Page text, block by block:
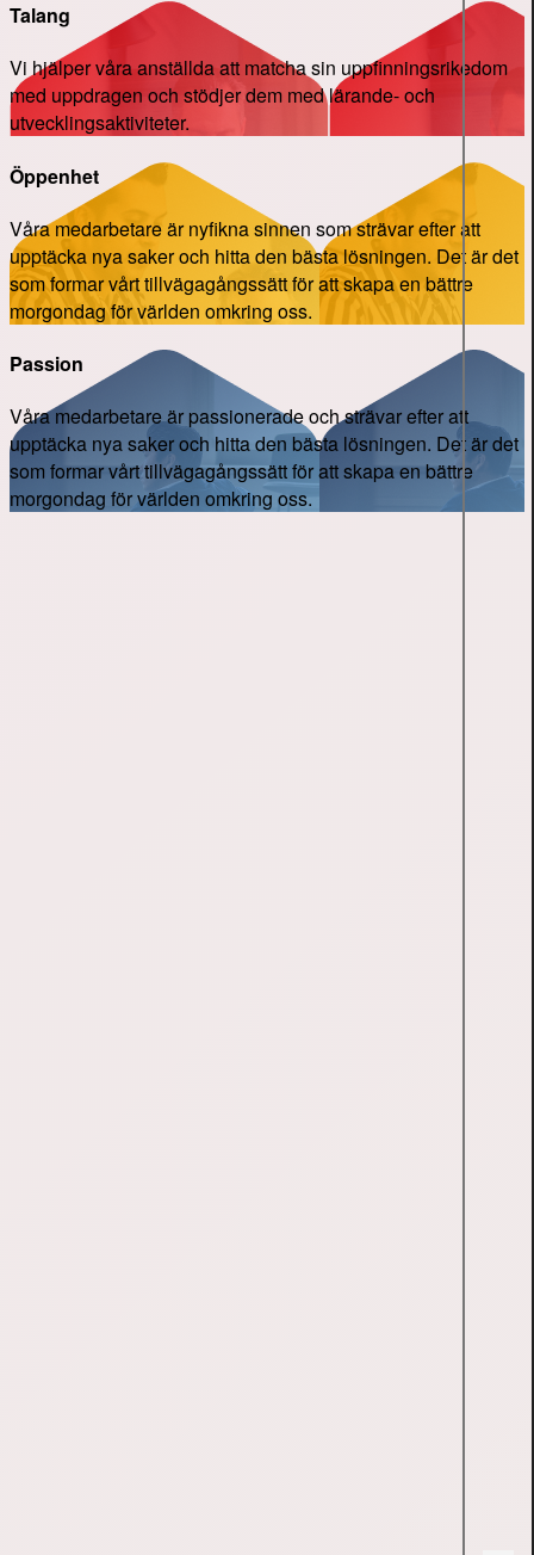
Talang
Vi hjälper våra anställda att matcha sin uppfinningsrikedom
med uppdragen och stödjer dem med lärande- och
utvecklingsaktiviteter.
Öppenhet
Våra medarbetare är nyfikna sinnen som strävar efter att
upptäcka nya saker och hitta den bästa lösningen. Det är det
som formar vårt tillvägagångssätt för att skapa en bättre
morgondag för världen omkring oss.
Passion
Våra medarbetare är passionerade och strävar efter att
upptäcka nya saker och hitta den bästa lösningen. Det är det
som formar vårt tillvägagångssätt för att skapa en bättre
morgondag för världen omkring oss.